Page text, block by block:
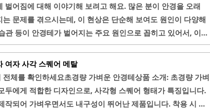
벌어짐에 대해 이야기해 보려고 해요. 많은 분이 안경을 오래
문제를 겪으시는데, 이 현상은 단순해 보여도 원인이 다양해
관 등이 안경테가 벌어지는 주요 원인으로 꼽히고 있어서, 이를
큰 도움이 된답니다. 게다가 집에서 할 수 있는 임시 교정 방법
도 꼭 알아두셔야 해요. 이제 차근차근 살펴볼게요!1. 안경테가
벌어지는 데는 여러 가지 주요 원인이 있어요. 먼저, 가장 흔
변형입니다. 플라스틱 재질의 안경테는 특히 뜨거운 환경에서
들어 차량 내부에 장시간 안경을 방치하거나 뜨거운..
여자 사각 스퀘어 메탈
체를 확인하세요초경량 가벼운 안경테상품 소개: 초경량 가벼
두에게 적합한 디자인으로, 사각형 스퀘어 형태가 특징입니다.
작되어 가벼우면서도 내구성이 뛰어난 제품입니다. 착용 시 편